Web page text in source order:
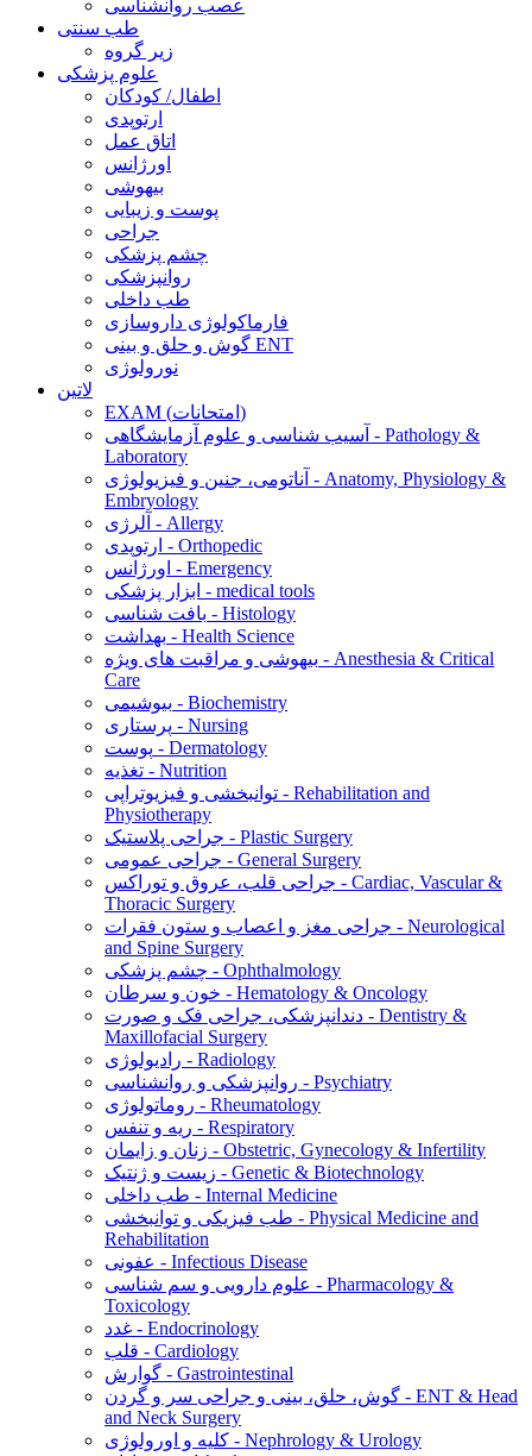
عصب روانشناسی
طب سنتی
زیر گروه
علوم پزشکی
اطفال/ کودکان
ارتوپدی
اتاق عمل
اورژانس
بیهوشی
پوست و زیبایی
جراحی
چشم پزشکی
روانپزشکی
طب داخلی
فارماکولوژی داروسازی
گوش و حلق و بینی ENT
نورولوژی
لاتین
EXAM (امتحانات)
آسیب شناسی و علوم آزمایشگاهی - Pathology &
Laboratory
آناتومی، جنین و فیزیولوژی - Anatomy, Physiology &
Embryology
آلرژی - Allergy
ارتوپدی - Orthopedic
اورژانس - Emergency
ابزار پزشکی - medical tools
بافت شناسی - Histology
بهداشت - Health Science
بیهوشی و مراقبت های ویژه - Anesthesia & Critical
Care
بیوشیمی - Biochemistry
پرستاری - Nursing
پوست - Dermatology
تغذیه - Nutrition
توانبخشی و فیزیوتراپی - Rehabilitation and
Physiotherapy
جراحی پلاستیک - Plastic Surgery
جراحی عمومی - General Surgery
جراحی قلب، عروق و توراکس - Cardiac, Vascular &
Thoracic Surgery
جراحی مغز و اعصاب و ستون فقرات - Neurological
and Spine Surgery
چشم پزشکی - Ophthalmology
خون و سرطان - Hematology & Oncology
دندانپزشکی، جراحی فک و صورت - Dentistry &
Maxillofacial Surgery
رادیولوژی - Radiology
روانپزشکی و روانشناسی - Psychiatry
روماتولوژی - Rheumatology
ریه و تنفس - Respiratory
زنان و زایمان - Obstetric, Gynecology & Infertility
زیست و ژنتیک - Genetic & Biotechnology
طب داخلی - Internal Medicine
طب فیزیکی و توانبخشی - Physical Medicine and
Rehabilitation
عفونی - Infectious Disease
علوم دارویی و سم شناسی - Pharmacology &
Toxicology
غدد - Endocrinology
قلب - Cardiology
گوارش - Gastrointestinal
گوش، حلق، بینی و جراحی سر و گردن - ENT & Head
and Neck Surgery
کلیه و اورولوژی - Nephrology & Urology